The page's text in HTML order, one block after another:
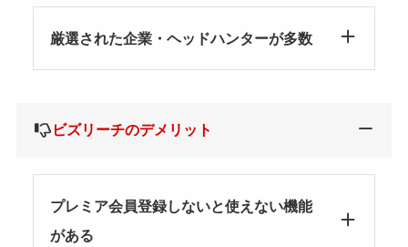
厳選された企業・ヘッドハンターが多数
ビズリーチのデメリット
プレミア会員登録しないと使えない機能
がある